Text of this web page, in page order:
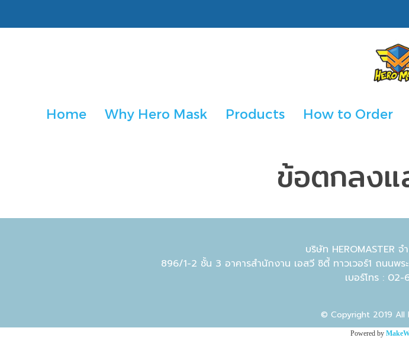
Home Why Hero Mask Products How to Order
ข้อตกลงแ
บริษัท HEROMASTER
896/1-2 ชั้น 3 อาคารสำนักงาน เอสวี ซิตี้ ทาวเวอร์1 ถนนพ
เบอร์โทร : 02-
© Copyright 2019 All
Powered by